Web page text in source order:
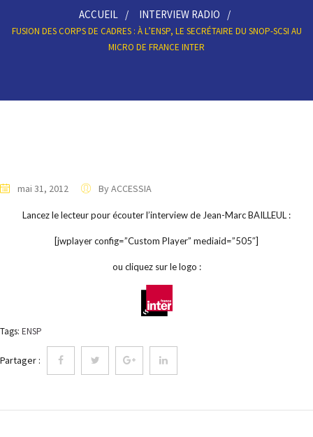
ACCUEIL INTERVIEW RADIO
FUSION DES CORPS DE CADRES : À L’ENSP, LE SECRÉTAIRE DU SNOP-SCSI AU
MICRO DE FRANCE INTER
mai 31, 2012 By ACCESSIA
Lancez le lecteur pour écouter l’interview de Jean-Marc BAILLEUL :
[jwplayer config=”Custom Player” mediaid=”505″]
ou cliquez sur le logo :
Tags: ENSP
Partager :